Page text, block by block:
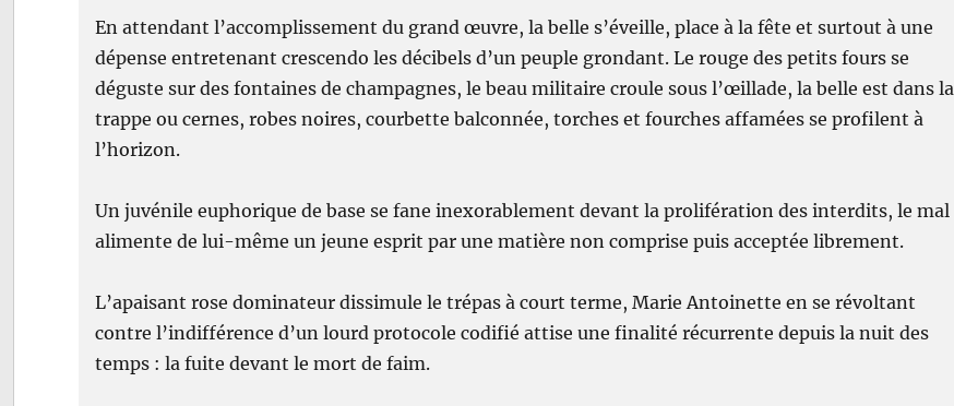
En attendant l’accomplissement du grand œuvre, la belle s’éveille, place à la fête et surtout à une
dépense entretenant crescendo les décibels d’un peuple grondant. Le rouge des petits fours se
déguste sur des fontaines de champagnes, le beau militaire croule sous l’œillade, la belle est dans la
trappe ou cernes, robes noires, courbette balconnée, torches et fourches affamées se profilent à
l’horizon.
Un juvénile euphorique de base se fane inexorablement devant la prolifération des interdits, le mal
alimente de lui-même un jeune esprit par une matière non comprise puis acceptée librement.
L’apaisant rose dominateur dissimule le trépas à court terme, Marie Antoinette en se révoltant
contre l’indifférence d’un lourd protocole codifié attise une finalité récurrente depuis la nuit des
temps : la fuite devant le mort de faim.